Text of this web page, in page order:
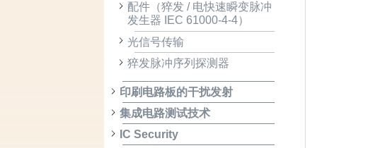
配件（猝发 / 电快速瞬变脉冲
发生器 IEC 61000-4-4）
光信号传输
猝发脉冲序列探测器
印刷电路板的干扰发射
集成电路测试技术
IC Security